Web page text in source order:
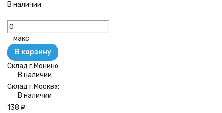
В наличии
макс
В корзину
Склад г.Монино:
В наличии
Склад г.Москва:
В наличии
138 ₽